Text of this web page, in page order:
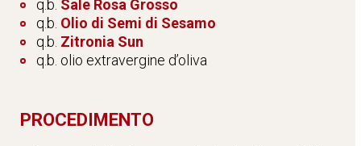
q.b. Sale Rosa Grosso
q.b. Olio di Semi di Sesamo
q.b. Zitronia Sun
q.b. olio extravergine d’oliva
PROCEDIMENTO